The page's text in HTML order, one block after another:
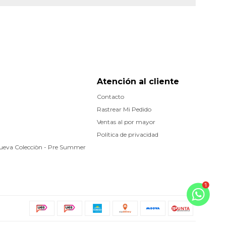
Atención al cliente
Contacto
Rastrear Mi Pedido
Ventas al por mayor
Política de privacidad
Colecciòn - Pre Summer